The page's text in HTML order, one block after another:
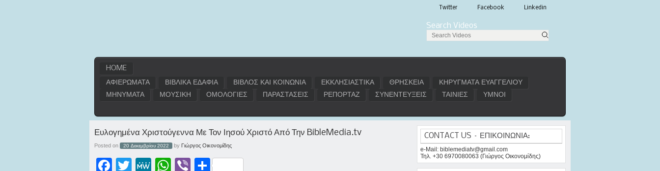
Twitter Facebook Linkedin
Search Videos
HOME
ΑΦΙΕΡΩΜΑΤΑ
ΒΙΒΛΙΚΑ ΕΔΑΦΙΑ ΒΙΒΛΟΣ ΚΑΙ ΚΟΙΝΩΝΙΑ ΕΚΚΛΗΣΙΑΣΤΙΚΑ ΘΡΗΣΚΕΙΑ
ΚΗΡΥΓΜΑΤΑ ΕΥΑΓΓΕΛΙΟΥ
ΜΗΝΥΜΑΤΑ
ΜΟΥΣΙΚΗ ΟΜΟΛΟΓΙΕΣ ΠΑΡΑΣΤΑΣΕΙΣ ΡΕΠΟΡΤΑΖ ΣΥΝΕΝΤΕΥΞΕΙΣ ΤΑΙΝΙΕΣ ΥΜΝΟΙ
Ευλογημένα Χριστούγεννα Με Τον Ιησού Χριστό Από Την BibleMedia.tv
Posted on 20 Δεκεμβρίου 2022 by Γιώργος Οικονομίδης
Facebook Twitter MeWe WhatsAppViber Μοιραστείτε
CONTACT US – ΕΠΙΚΟΙΝΩΝΙΑ:
e-Mail: biblemediatv@gmail.com
Τηλ. +30 6970080063 (Γιώργος Οικονομίδης)